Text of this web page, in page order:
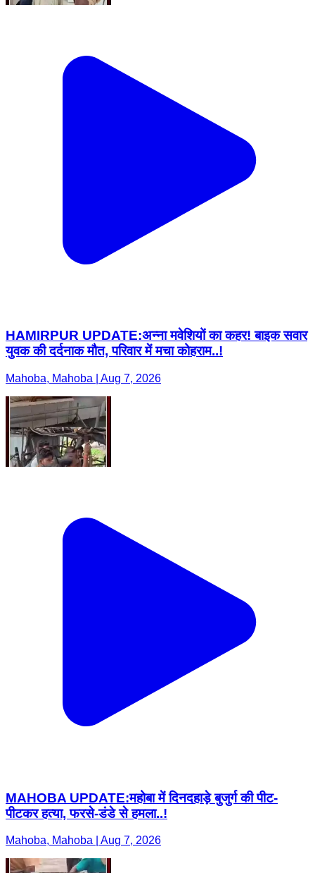
HAMIRPUR UPDATE:अन्ना मवेशियों का कहर! बाइक सवार
युवक की दर्दनाक मौत, परिवार में मचा कोहराम..!
Mahoba, Mahoba | Aug 7, 2026
MAHOBA UPDATE:महोबा में दिनदहाड़े बुजुर्ग की पीट-
पीटकर हत्या, फरसे-डंडे से हमला..!
Mahoba, Mahoba | Aug 7, 2026